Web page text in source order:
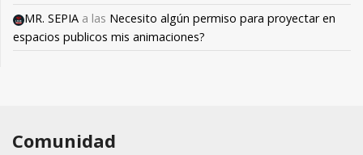
MR. SEPIA a las Necesito algún permiso para proyectar en
espacios publicos mis animaciones?
Comunidad